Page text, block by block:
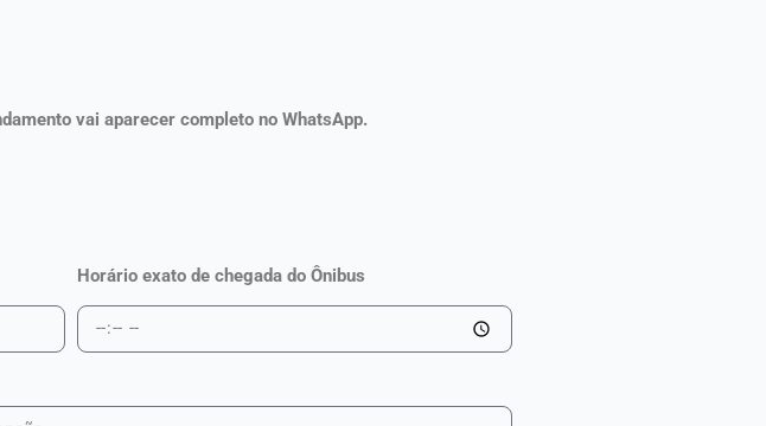
vai aparecer completo no WhatsApp.
Horário exato de chegada do Ônibus